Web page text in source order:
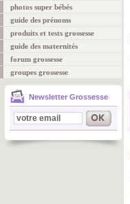
photos super bébés
guide des prénoms
produits et tests grossesse
guide des maternités
forum grossesse
groupes grossesse
Newsletter Grossesse